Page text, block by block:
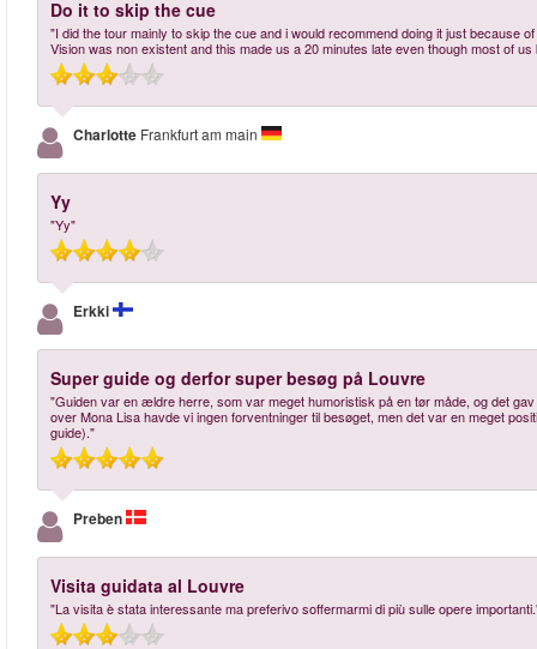
Do it to skip the cue
"I did the tour mainly to skip the cue and i would recommend doing it just because
Vision was non existent and this made us a 20 minutes late even though most of
Charlotte Frankfurt am main
Yy
"Yy"
Erkki
Super guide og derfor super besøg på Louvre
"Guiden var en ældre herre, som var meget humoristisk på en tør måde, og det
over Mona Lisa havde vi ingen forventninger til besøget, men det var en meget
guide)."
Preben
Visita guidata al Louvre
"La visita è stata interessante ma preferivo soffermarmi di più sulle opere